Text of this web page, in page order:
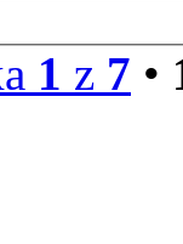
1 z 7 •